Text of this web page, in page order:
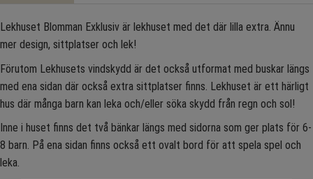
Lekhuset Blomman Exklusiv är lekhuset med det där lilla extra. Ännu
mer design, sittplatser och lek!
Förutom Lekhusets vindskydd är det också utformat med buskar längs
med ena sidan där också extra sittplatser finns. Lekhuset är ett härligt
hus där många barn kan leka och/eller söka skydd från regn och sol!
Inne i huset finns det två bänkar längs med sidorna som ger plats för 6-
8 barn. På ena sidan finns också ett ovalt bord för att spela spel och
leka.